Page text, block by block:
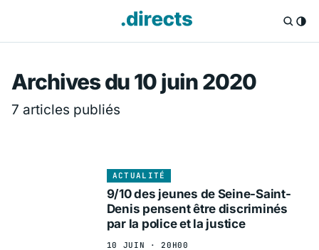
Directs.fr —
Archives du 10 juin 2020
7 articles publiés
ACTUALITÉ
9/10 des jeunes de Seine-Saint-
Denis pensent être discriminés
par la police et la justice
10 JUIN · 20H00